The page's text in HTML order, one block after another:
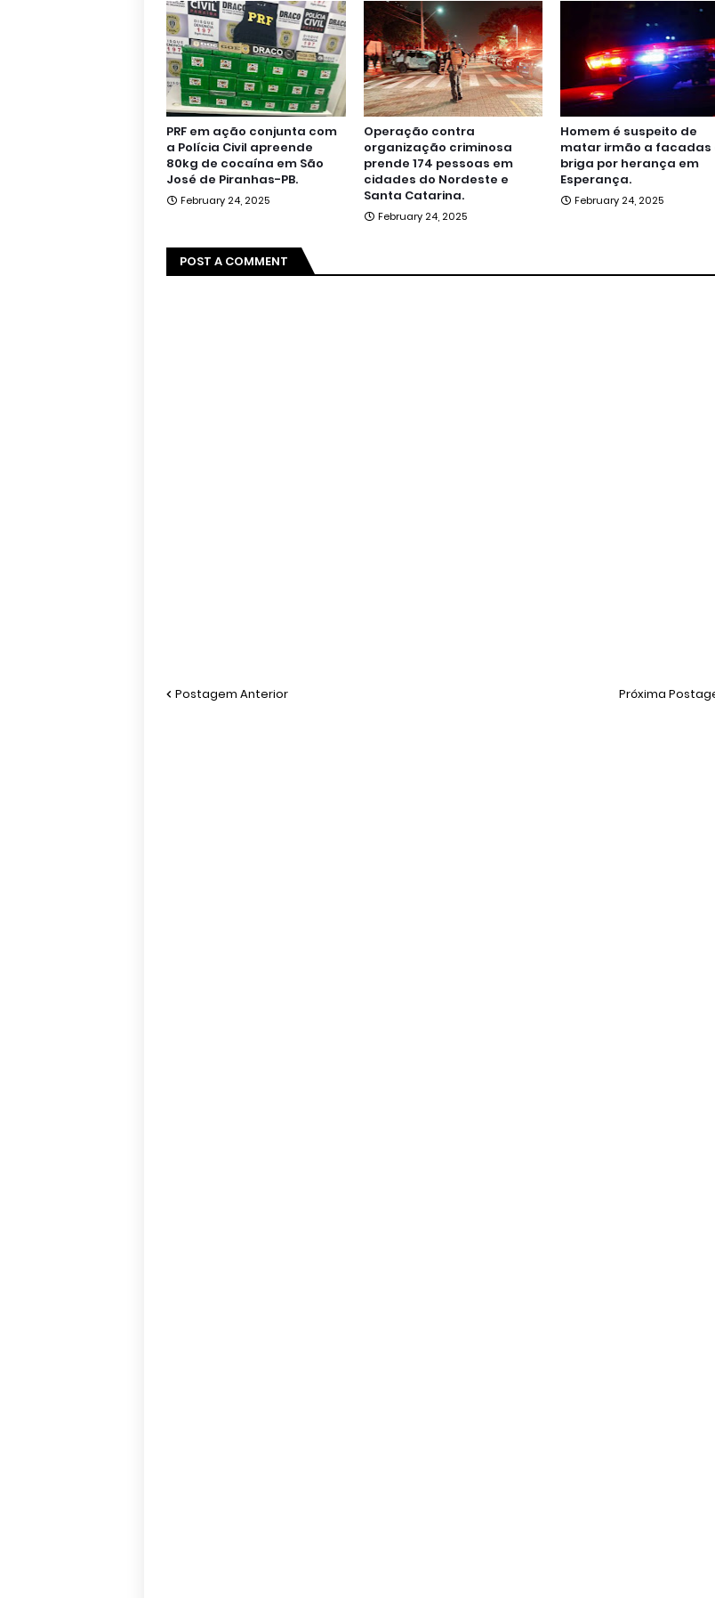
PRF em ação conjunta com
a Polícia Civil apreende
80kg de cocaína em São
José de Piranhas-PB.
February 24, 2025
Operação contra
organização criminosa
prende 174 pessoas em
cidades do Nordeste e
Santa Catarina.
February 24, 2025
Homem é suspeito de
matar irmão a facadas
briga por herança em
Esperança.
February 24, 2025
POST A COMMENT
Postagem Anterior Próxima